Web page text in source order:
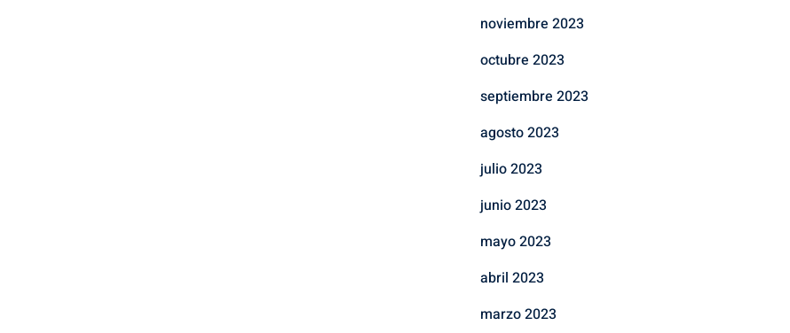
noviembre 2023
octubre 2023
septiembre 2023
agosto 2023
julio 2023
junio 2023
mayo 2023
abril 2023
marzo 2023